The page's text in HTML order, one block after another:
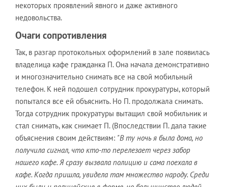
некоторых проявлений явного и даже активного
недовольства.
Очаги сопротивления
Так, в разгар протокольных оформлений в зале появилась
владелица кафе гражданка П. Она начала демонстративно
и многозначительно снимать все на свой мобильный
телефон. К ней подошел сотрудник прокуратуры, который
попытался все ей объяснить. Но П. продолжала снимать.
Тогда сотрудник прокуратуры вытащил свой мобильник и
стал снимать, как снимает П. (Впоследствии П. дала такие
объяснения своим действиям: "В ту ночь я была дома, но
получила сигнал, что кто-то перелезает через забор
нашего кафе. Я сразу вызвала полицию и сама поехала в
кафе. Когда пришла, увидела там множество народу. Среди